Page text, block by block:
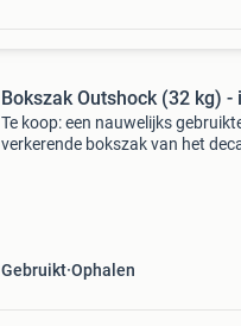
Bokszak Outshock (32 kg)
Te koop: een nauwelijks
verkerende bokszak van het
Gebruikt Ophalen